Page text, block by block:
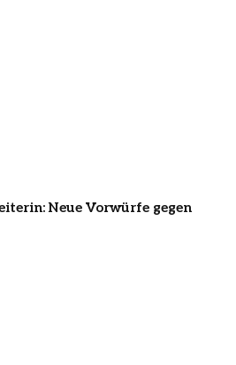
Neue Vorwürfe gegen